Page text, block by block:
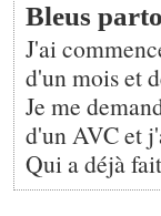
Bleus
J'ai
d'un mois et
Je me
d'un AVC et
Qui a déjà